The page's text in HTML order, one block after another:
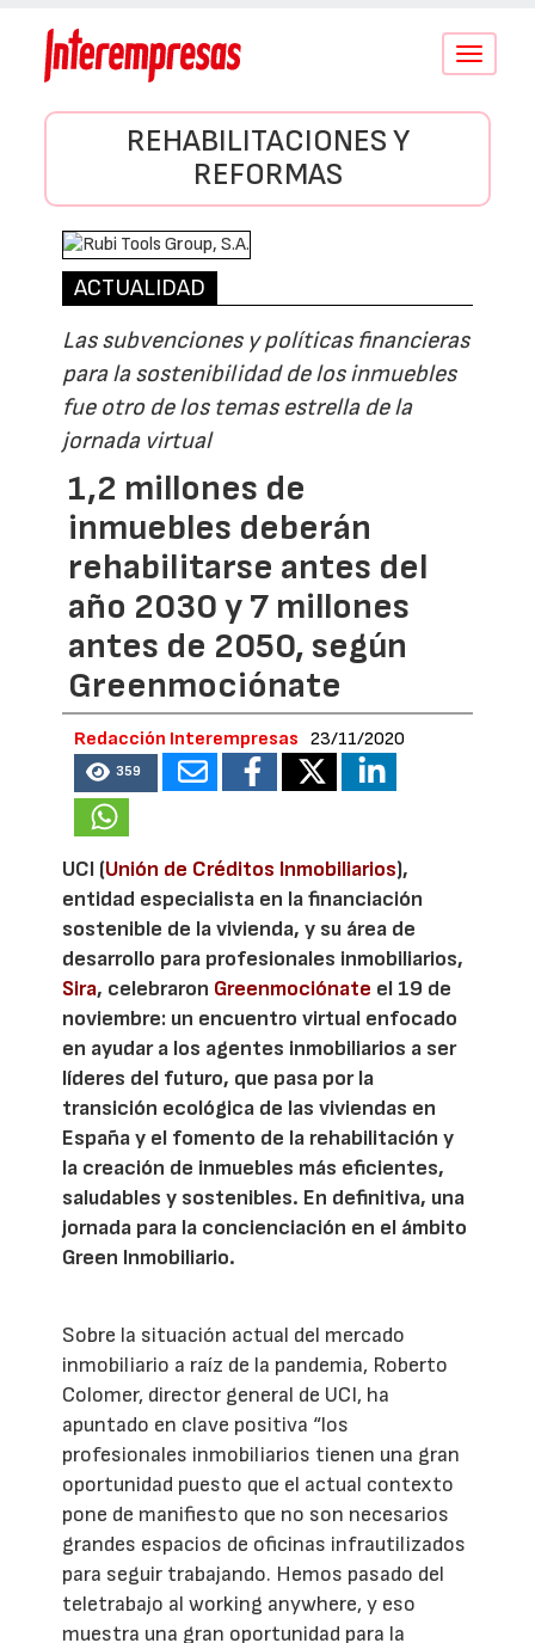
Conmutar
REHABILITACIONES Y
REFORMAS
ACTUALIDAD
Las subvenciones y políticas financieras
para la sostenibilidad de los inmuebles
fue otro de los temas estrella de la
jornada virtual
1,2 millones de
inmuebles deberán
rehabilitarse antes del
año 2030 y 7 millones
antes de 2050, según
Greenmociónate
Redacción Interempresas 23/11/2020
359
UCI (Unión de Créditos Inmobiliarios),
entidad especialista en la financiación
sostenible de la vivienda, y su área de
desarrollo para profesionales inmobiliarios,
Sira, celebraron Greenmociónate el 19 de
noviembre: un encuentro virtual enfocado
en ayudar a los agentes inmobiliarios a ser
líderes del futuro, que pasa por la
transición ecológica de las viviendas en
España y el fomento de la rehabilitación y
la creación de inmuebles más eficientes,
saludables y sostenibles. En definitiva, una
jornada para la concienciación en el ámbito
Green Inmobiliario.
Sobre la situación actual del mercado
inmobiliario a raíz de la pandemia, Roberto
Colomer, director general de UCI, ha
apuntado en clave positiva “los
profesionales inmobiliarios tienen una gran
oportunidad puesto que el actual contexto
pone de manifiesto que no son necesarios
grandes espacios de oficinas infrautilizados
para seguir trabajando. Hemos pasado del
teletrabajo al working anywhere, y eso
muestra una gran oportunidad para la